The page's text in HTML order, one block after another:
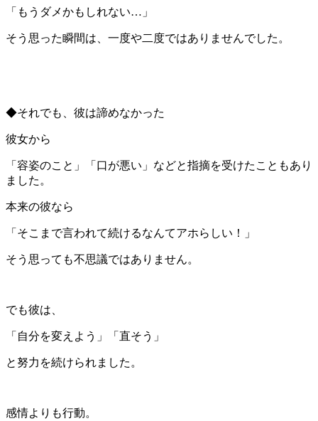
「もうダメかもしれない…」
そう思った瞬間は、一度や二度ではありませんでした。
◆それでも、彼は諦めなかった
彼女から
「容姿のこと」「口が悪い」などと指摘を受けたこともあり
ました。
本来の彼なら
「そこまで言われて続けるなんてアホらしい！」
そう思っても不思議ではありません。
でも彼は、
「自分を変えよう」「直そう」
と努力を続けられました。
感情よりも行動。